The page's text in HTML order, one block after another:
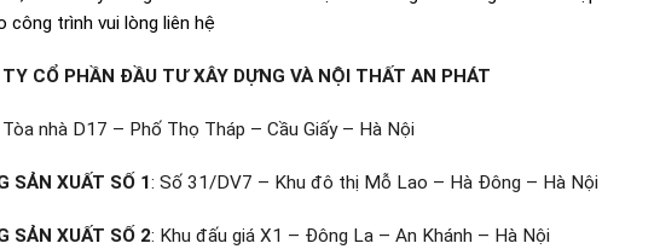
công trình vui lòng liên hệ
CỔ PHẦN ĐẦU TƯ XÂY DỰNG VÀ NỘI THẤT AN PHÁT
Tòa nhà D17 – Phố Thọ Tháp – Cầu Giấy – Hà Nội
SẢN XUẤT SỐ 1: Số 31/DV7 – Khu đô thị Mỗ Lao – Hà Đông – Hà Nội
SẢN XUẤT SỐ 2: Khu đấu giá X1 – Đông La – An Khánh – Hà Nội